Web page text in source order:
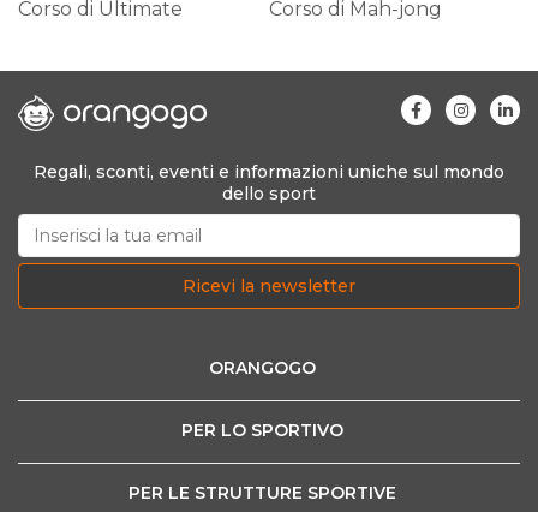
Corso di Ultimate Corso di Mah-jong
Regali, sconti, eventi e informazioni uniche sul mondo
dello sport
Ricevi la newsletter
ORANGOGO
PER LO SPORTIVO
PER LE STRUTTURE SPORTIVE